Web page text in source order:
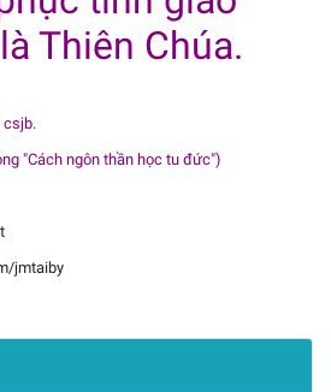
Thiên Chúa.
csjb.
"Cách ngôn thần học tu đức")
jmtaiby